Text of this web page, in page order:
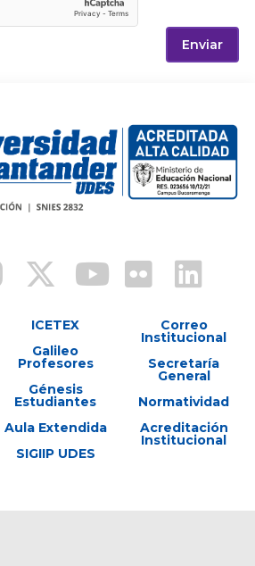
Enviar
ICETEX
Galileo
Profesores
Génesis
Estudiantes
Aula Extendida
SIGIIP UDES
Correo
Institucional
Secretaría
General
Normatividad
Acreditación
Institucional